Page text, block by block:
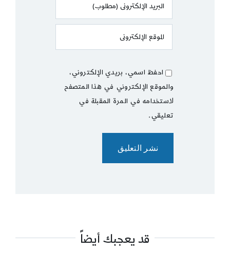
احفظ اسمي، بريدي الإلكتروني،
والموقع الإلكتروني في هذا المتصفح
لاستخدامه في المرة المقبلة في
تعليقي.
قد يعجبك أيضاً